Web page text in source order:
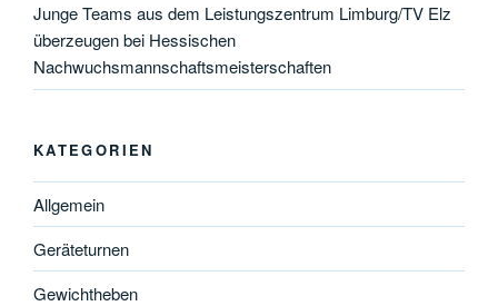
Junge Teams aus dem Leistungszentrum Limburg/TV Elz
überzeugen bei Hessischen
Nachwuchsmannschaftsmeisterschaften
KATEGORIEN
Allgemein
Geräteturnen
Gewichtheben